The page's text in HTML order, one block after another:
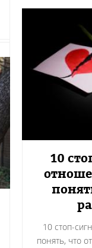
10
10 стоп-
понять, что